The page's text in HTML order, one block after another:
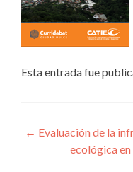
Esta entrada fue
← Evaluación de la
ecológica